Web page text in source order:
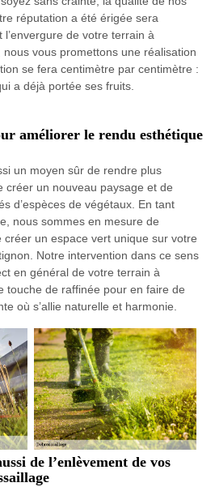
réputation a été érigée sera
de votre terrain à
vous promettons une réalisation
se fera centimètre par centimètre :
a déjà portée ses fruits.
améliorer le rendu esthétique
un moyen sûr de rendre plus
créer un nouveau paysage et de
d’espèces de végétaux. En tant
nous sommes en mesure de
un espace vert unique sur votre
Notre intervention dans ce sens
en général de votre terrain à
touche de raffinée pour en faire de
où s’allie naturelle et harmonie.
de l’enlèvement de vos